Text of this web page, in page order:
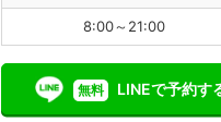
8:00～21:00
無料 LINEで予約す